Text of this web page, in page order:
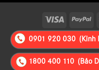
Copyright ©
1800 400 110 (Bảo
0901 920 030 (Kinh